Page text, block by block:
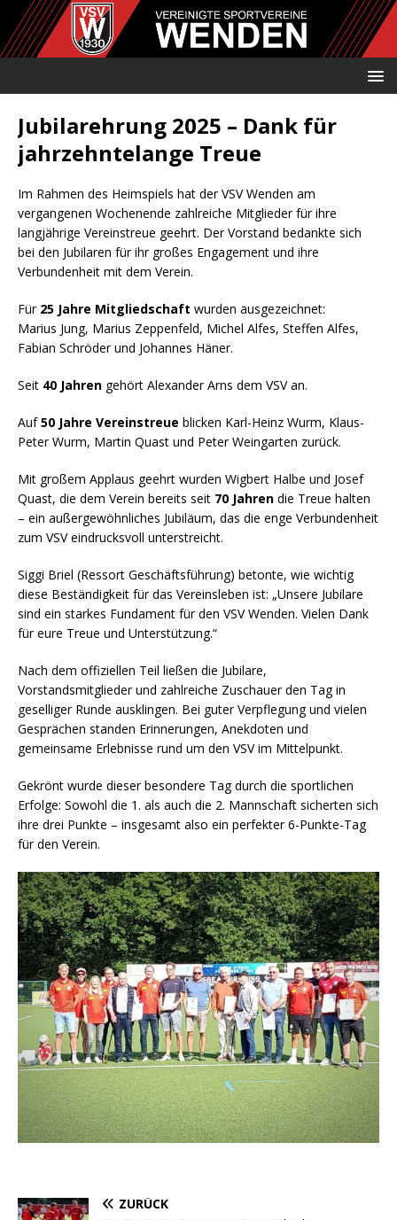
Jubilarehrung 2025 – Dank für
jahrzehntelange Treue
Im Rahmen des Heimspiels hat der VSV Wenden am
vergangenen Wochenende zahlreiche Mitglieder für ihre
langjährige Vereinstreue geehrt. Der Vorstand bedankte sich
bei den Jubilaren für ihr großes Engagement und ihre
Verbundenheit mit dem Verein.
Für 25 Jahre Mitgliedschaft wurden ausgezeichnet:
Marius Jung, Marius Zeppenfeld, Michel Alfes, Steffen Alfes,
Fabian Schröder und Johannes Häner.
Seit 40 Jahren gehört Alexander Arns dem VSV an.
Auf50 Jahre Vereinstreue blicken Karl-Heinz Wurm, Klaus-
Peter Wurm, Martin Quast und Peter Weingarten zurück.
Mit großem Applaus geehrt wurden Wigbert Halbe und Josef
Quast, die dem Verein bereits seit 70 Jahren die Treue halten
– ein außergewöhnliches Jubiläum, das die enge Verbundenheit
zum VSV eindrucksvoll unterstreicht.
Siggi Briel (Ressort Geschäftsführung) betonte, wie wichtig
diese Beständigkeit für das Vereinsleben ist: „Unsere Jubilare
sind ein starkes Fundament für den VSV Wenden. Vielen Dank
für eure Treue und Unterstützung.“
Nach dem offiziellen Teil ließen die Jubilare,
Vorstandsmitglieder und zahlreiche Zuschauer den Tag in
geselliger Runde ausklingen. Bei guter Verpflegung und vielen
Gesprächen standen Erinnerungen, Anekdoten und
gemeinsame Erlebnisse rund um den VSV im Mittelpunkt.
Gekrönt wurde dieser besondere Tag durch die sportlichen
Erfolge: Sowohl die 1. als auch die 2. Mannschaft sicherten sich
ihre drei Punkte – insgesamt also ein perfekter 6-Punkte-Tag
für den Verein.
ZURÜCK